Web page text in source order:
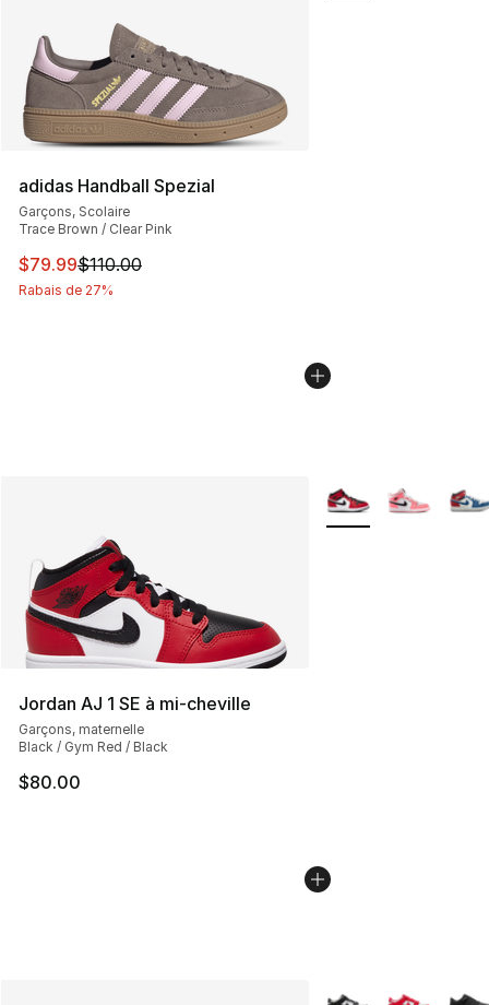
adidas Handball Spezial
Garçons, Scolaire
Trace Brown / Clear Pink
Cet article est en solde. Le prix est passé de $110.00 à
$79.99$110.00
Rabais de 27%
Jordan AJ 1 SE à mi-cheville
Garçons, maternelle
Black / Gym Red / Black
$80.00
Plus de couleurs
Plus de couleurs